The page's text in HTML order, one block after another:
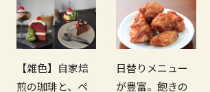
【雑色】自家焙
煎の珈琲と、ペ
日替りメニュー
が豊富。飽きの